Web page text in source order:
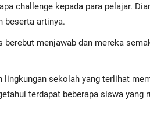
challenge kepada para pelajar.
beserta artinya.
berebut menjawab dan mereka
lingkungan sekolah yang terlihat
terdapat beberapa siswa yang